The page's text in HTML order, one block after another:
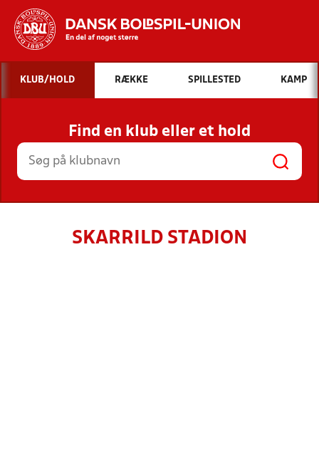
Hvad vil du søge efter?
INDHOLD OG NYHEDER
STILLINGER, RESULTATER, KLUBBER OG
HOLD
KLUB/HOLD RÆKKE SPILLESTED KAMP
Find en klub eller et hold
SKARRILD STADION